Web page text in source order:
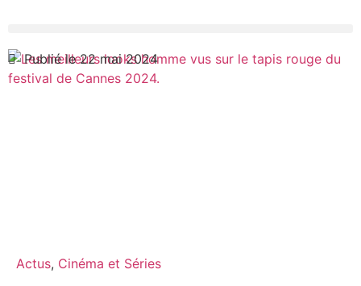
Actus, Cinéma et Séries
Publié le 22 mai 2024